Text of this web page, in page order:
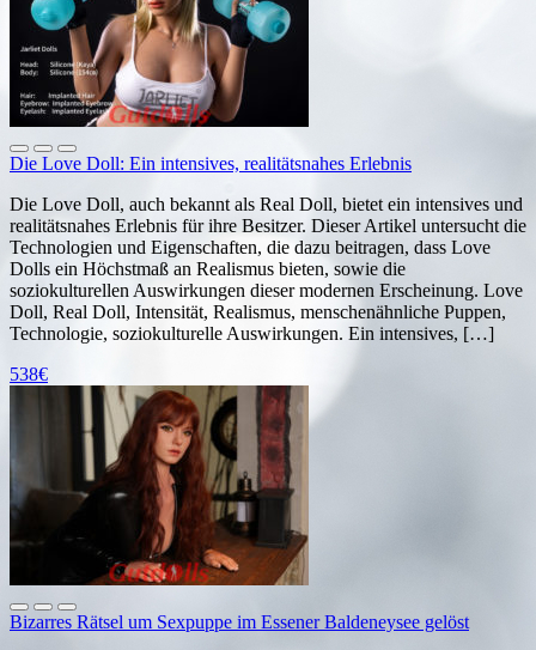
Die Love Doll: Ein intensives, realitätsnahes Erlebnis
Die Love Doll, auch bekannt als Real Doll, bietet ein intensives und
realitätsnahes Erlebnis für ihre Besitzer. Dieser Artikel untersucht die
Technologien und Eigenschaften, die dazu beitragen, dass Love
Dolls ein Höchstmaß an Realismus bieten, sowie die
soziokulturellen Auswirkungen dieser modernen Erscheinung. Love
Doll, Real Doll, Intensität, Realismus, menschenähnliche Puppen,
Technologie, soziokulturelle Auswirkungen. Ein intensives, […]
538€
Bizarres Rätsel um Sexpuppe im Essener Baldeneysee gelöst